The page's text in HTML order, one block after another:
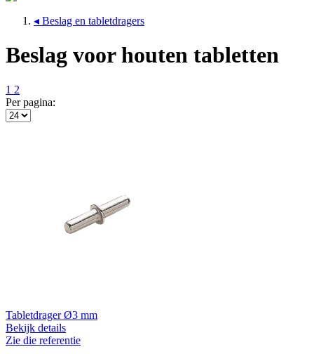
◂ Beslag en tabletdragers
Beslag voor houten tabletten
1 2
Per pagina:
Tabletdrager Ø3 mm
Bekijk details
Zie die referentie